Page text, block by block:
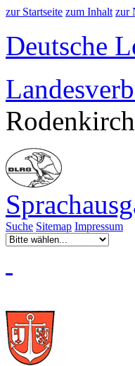
zur Startseite zum Inhalt zur
Deutsche
Suche Sitemap Impressum